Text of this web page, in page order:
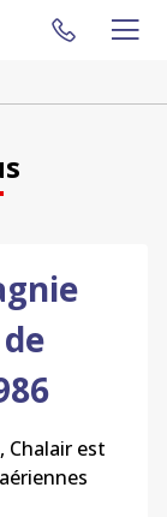
, Chalair est